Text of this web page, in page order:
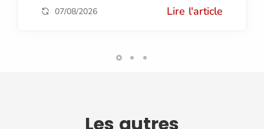
07/08/2026 Lire l'article
Les autres